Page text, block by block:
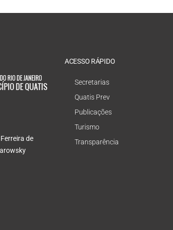
de
ACESSO RÁPIDO
Secretarias
Quatis Prev
Publicações
Turismo
Transparência